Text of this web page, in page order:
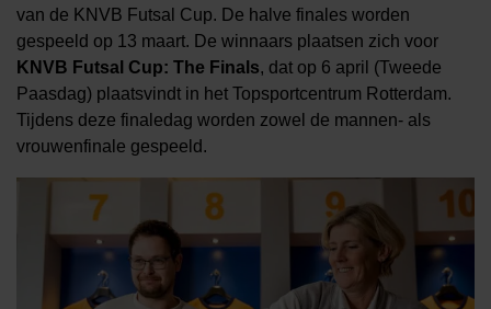
van de KNVB Futsal Cup. De halve finales worden
gespeeld op 13 maart. De winnaars plaatsen zich voor
KNVB Futsal Cup: The Finals, dat op 6 april (Tweede
Paasdag) plaatsvindt in het Topsportcentrum Rotterdam.
Tijdens deze finaledag worden zowel de mannen- als
vrouwenfinale gespeeld.